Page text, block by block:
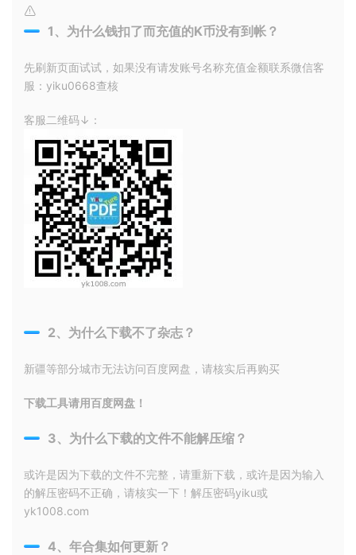
1、为什么钱扣了而充值的K币没有到帐？
先刷新页面试试，如果没有请发账号名称充值金额联系微信客
服：yiku0668查核
客服二维码↓：
2、为什么下载不了杂志？
新疆等部分城市无法访问百度网盘，请核实后再购买
下载工具请用百度网盘！
3、为什么下载的文件不能解压缩？
或许是因为下载的文件不完整，请重新下载，或许是因为输入
的解压密码不正确，请核实一下！解压密码yiku或
yk1008.com
4、年合集如何更新？